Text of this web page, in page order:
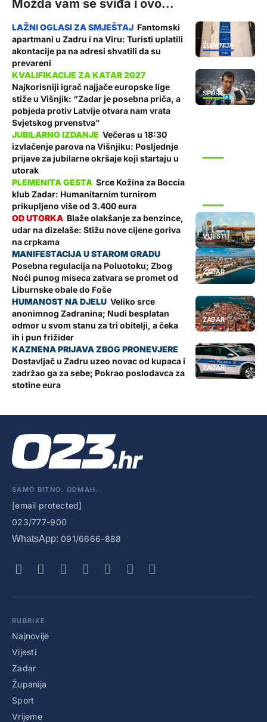
Možda vam se sviđa i ovo...
ŽUPANIJA
Fantomski
apartmani u Zadru i na Viru: Turisti uplatili
akontacije pa na adresi shvatili da su
prevareni
SPORT
Najkorisniji igrač najjače europske lige
stiže u Višnjik: “Zadar je posebna priča, a
pobjeda protiv Latvije otvara nam vrata
Svjetskog prvenstva”
Večeras u 18:30
izvlačenje parova na Višnjiku: Posljednje
prijave za jubilarne okršaje koji startaju u
utorak
Srce Kožina za Boccia
klub Zadar: Humanitarnim turnirom
prikupljeno više od 3.400 eura
VIJESTI
Blaže olakšanje za benzince,
udar na dizelaše: Stižu nove cijene goriva
na crpkama
ZADAR
Posebna regulacija na Poluotoku; Zbog
Noći punog miseca zatvara se promet od
Liburnske obale do Foše
ZADAR
Veliko srce
anonimnog Zadranina; Nudi besplatan
odmor u svom stanu za tri obitelji, a čeka
ih i pun frižider
ZADAR
Dostavljač u Zadru uzeo novac od kupaca i
zadržao ga za sebe; Pokrao poslodavca za
stotine eura
SAMO BITNO. ODMAH.
[email protected]
023/777-900
WhatsApp: 091/6666-888
RUBRIKE
Najnovije
Vijesti
Zadar
Županija
Sport
Vrijeme